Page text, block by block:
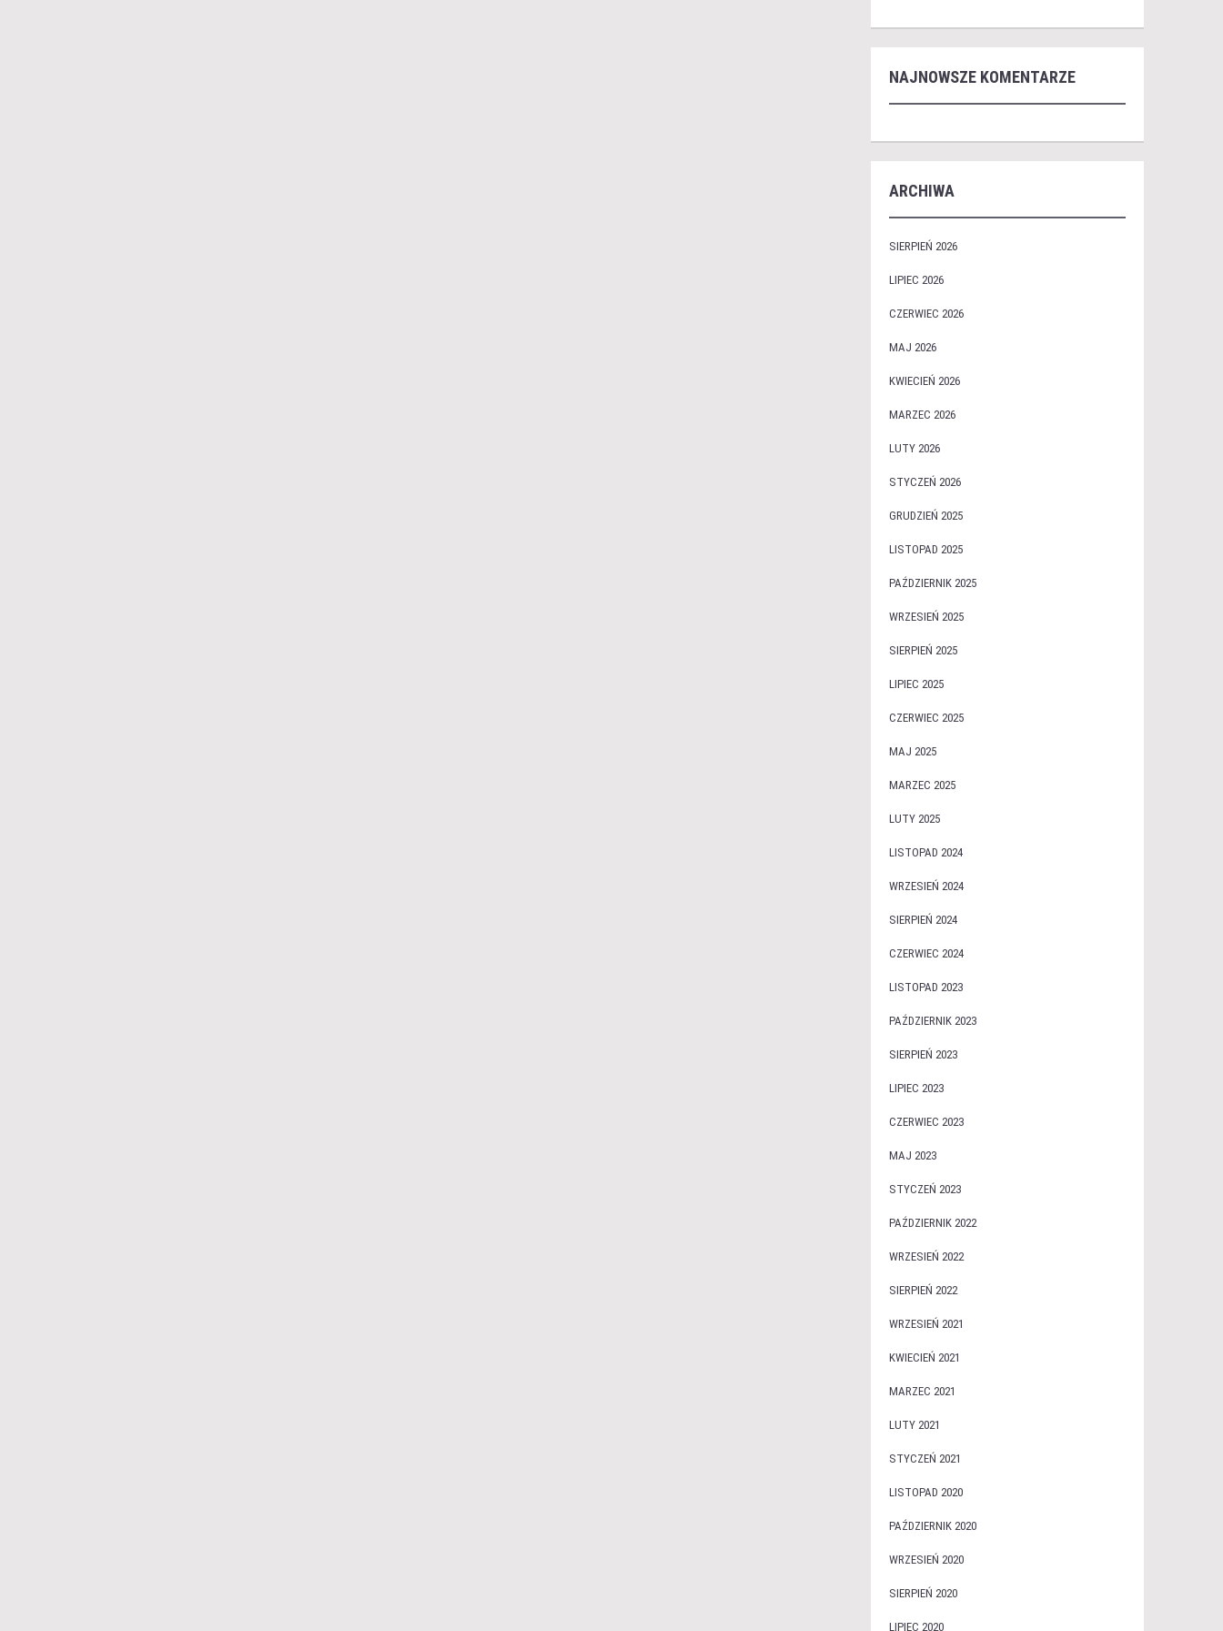
NAJNOWSZE KOMENTARZE
ARCHIWA
SIERPIEŃ 2026
LIPIEC 2026
CZERWIEC 2026
MAJ 2026
KWIECIEŃ 2026
MARZEC 2026
LUTY 2026
STYCZEŃ 2026
GRUDZIEŃ 2025
LISTOPAD 2025
PAŹDZIERNIK 2025
WRZESIEŃ 2025
SIERPIEŃ 2025
LIPIEC 2025
CZERWIEC 2025
MAJ 2025
MARZEC 2025
LUTY 2025
LISTOPAD 2024
WRZESIEŃ 2024
SIERPIEŃ 2024
CZERWIEC 2024
LISTOPAD 2023
PAŹDZIERNIK 2023
SIERPIEŃ 2023
LIPIEC 2023
CZERWIEC 2023
MAJ 2023
STYCZEŃ 2023
PAŹDZIERNIK 2022
WRZESIEŃ 2022
SIERPIEŃ 2022
WRZESIEŃ 2021
KWIECIEŃ 2021
MARZEC 2021
LUTY 2021
STYCZEŃ 2021
LISTOPAD 2020
PAŹDZIERNIK 2020
WRZESIEŃ 2020
SIERPIEŃ 2020
LIPIEC 2020